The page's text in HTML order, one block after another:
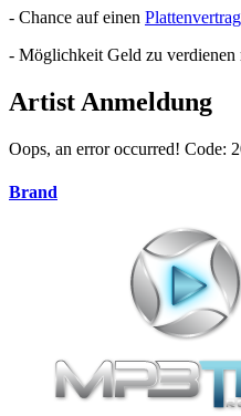
- Chance auf einen
- Möglichkeit Geld zu verdienen
Artist Anmeldung
Oops, an error occurred! Code:
Brand